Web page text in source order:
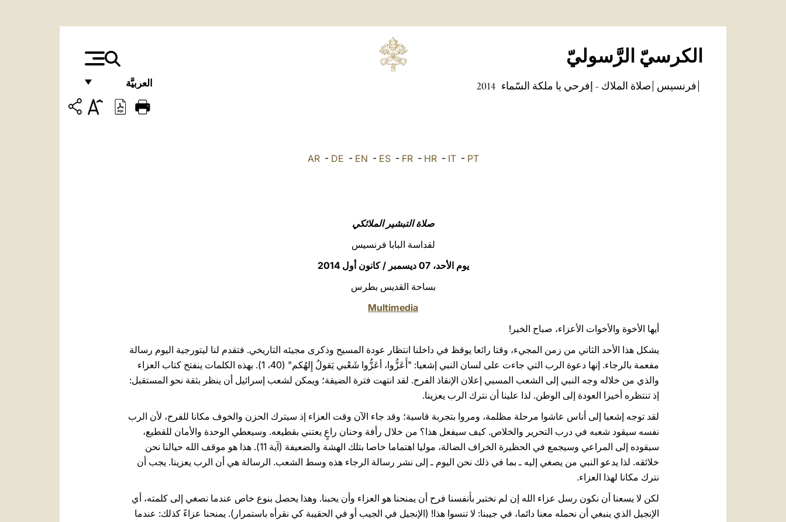
الكرسيّ الرَّسوليّ
العربيَّة
FRANÇAIS
فرنسيس صلاة الملاك - إفرحي يا ملكة السّماء 2014
AR- DE - EN - ES- FR- HR- IT- PT
صلاة التبشير الملائكي
لقداسة البابا فرنسيس
يوم الأحد، 07 ديسمبر / كانون أول 2014
بساحة القديس بطرس
Multimedia
أيها الأخوة والأخوات الأعزاء، صباح الخير!
يشكل هذا الأحد الثاني من زمن المجيء، وقتا رائعا يوقظ في داخلنا انتظار عودة المسيح وذكرى مجيئه التاريخي. فتقدم لنا ليتورجية اليوم رسالة
مفعمة بالرجاء. إنها دعوة الرب التي جاءت على لسان النبي إشعيا: "أَعَزُّوا، أعَزُّوا شَعْبي يَقولُ إِلهُكم" (40، 1). بهذه الكلمات ينفتح كتاب العزاء
والذي من خلاله وجه النبي إلى الشعب المسبي إعلان الإنقاذ الفرح. لقد انتهت فترة الضيقة؛ ويمكن لشعب إسرائيل أن ينظر بثقة نحو المستقبل:
إذ تنتظره أخيرا العودة إلى الوطن. لذا علينا أن نترك الرب يعزينا.
لقد توجه إشعيا إلى أناس عاشوا مرحلة مظلمة، ومروا بتجربة قاسية؛ وقد جاء الآن وقت العزاء إذ سيترك الحزن والخوف مكانا للفرح، لأن الرب
نفسه سيقود شعبه في درب التحرير والخلاص. كيف سيفعل هذا؟ من خلال رأفة وحنان راعٍ يعتني بقطيعه. وسيعطي الوحدة والأمان للقطيع،
سيقوده إلى المراعي وسيجمع في الحظيرة الخراف الضالة، موليا اهتماما خاصا بتلك الهشة والضعيفة (آية 11). هذا هو موقف الله حيالنا نحن
خلائقه. لذا يدعو النبي من يصغي إليه ـ بما في ذلك نحن اليوم ـ إلى نشر رسالة الرجاء هذه وسط الشعب. الرسالة هي أن الرب يعزينا. يجب أن
نترك مكانا لهذا العزاء.
لكن لا يسعنا أن نكون رسل عزاء الله إن لم نختبر بأنفسنا فرح أن يمنحنا هو العزاء وأن يحبنا. وهذا يحصل بنوع خاص عندما نصغي إلى كلمته، أي
الإنجيل الذي ينبغي أن نحمله معنا دائما، في جيبنا: لا تنسوا هذا! (الإنجيل في الجيب أو في الحقيبة كي نقرأه باستمرار). يمنحنا عزاءً كذلك: عندما